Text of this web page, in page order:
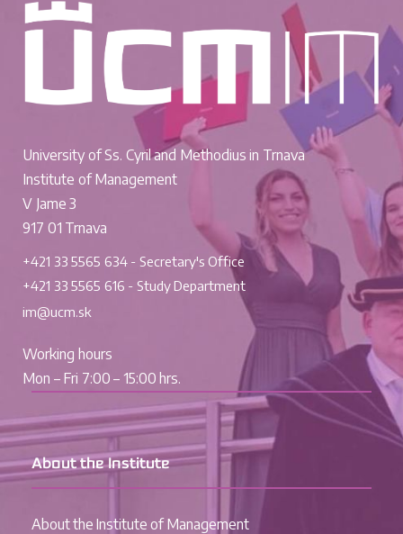
University of Ss. Cyril and Methodius in Trnava
Institute of Management
V Jame 3
917 01 Trnava
+421 33 5565 634 - Secretary's Office
+421 33 5565 616 - Study Department
im@ucm.sk
Working hours
Mon – Fri 7:00 – 15:00 hrs.
About the Institute
About the Institute of Management